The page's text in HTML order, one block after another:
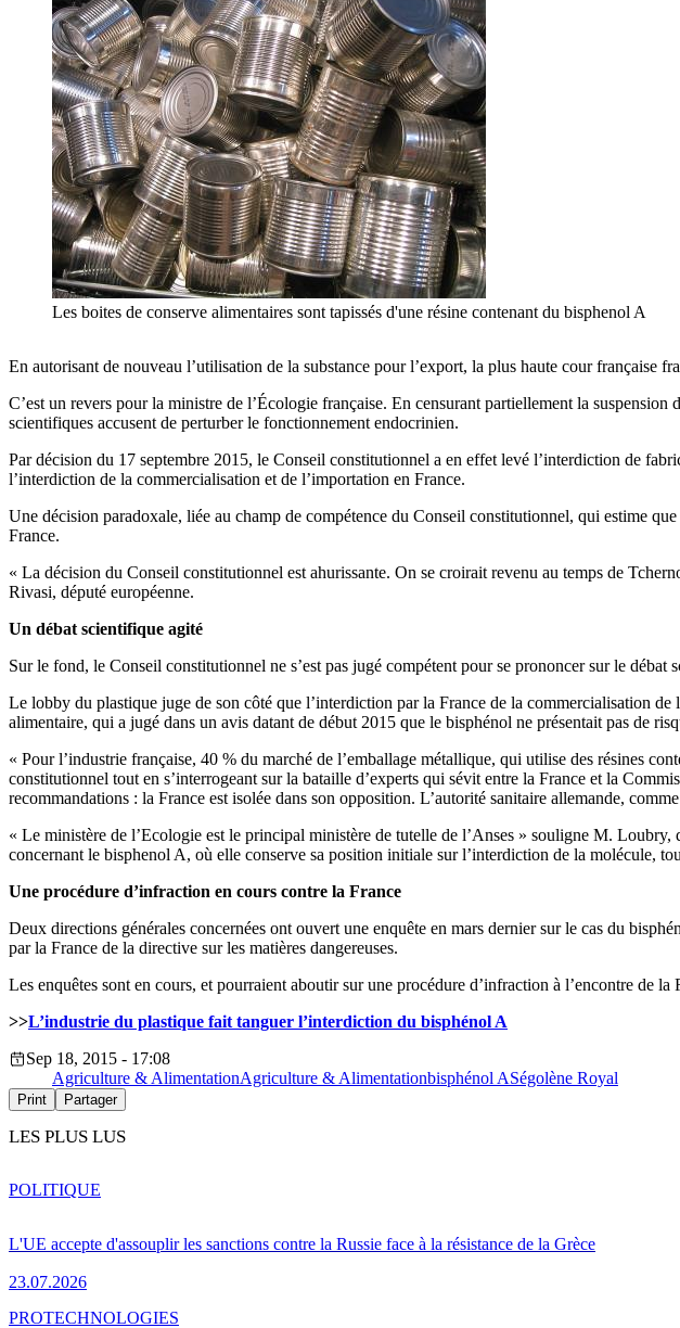
Les boites de conserve alimentaires sont tapissés d'une résine contenant du bisphenol A
En autorisant de nouveau l’utilisation de la substance pour l’export, la plus haute cour française
C’est un revers pour la ministre de l’Écologie française. En censurant partiellement la
scientifiques accusent de perturber le fonctionnement endocrinien.
Par décision du 17 septembre 2015, le Conseil constitutionnel a en effet levé l’interdiction de
l’interdiction de la commercialisation et de l’importation en France.
Une décision paradoxale, liée au champ de compétence du Conseil constitutionnel, qui estime
France.
« La décision du Conseil constitutionnel est ahurissante. On se croirait revenu au temps de
Rivasi, député européenne.
Un débat scientifique agité
Sur le fond, le Conseil constitutionnel ne s’est pas jugé compétent pour se prononcer sur le
Le lobby du plastique juge de son côté que l’interdiction par la France de la commercialisation
alimentaire, qui a jugé dans un avis datant de début 2015 que le bisphénol ne présentait pas de
« Pour l’industrie française, 40 % du marché de l’emballage métallique, qui utilise des résines
constitutionnel tout en s’interrogeant sur la bataille d’experts qui sévit entre la France et la
recommandations : la France est isolée dans son opposition. L’autorité sanitaire allemande,
« Le ministère de l’Ecologie est le principal ministère de tutelle de l’Anses » souligne M.
concernant le bisphenol A, où elle conserve sa position initiale sur l’interdiction de la molécule,
Une procédure d’infraction en cours contre la France
Deux directions générales concernées ont ouvert une enquête en mars dernier sur le cas du
par la France de la directive sur les matières dangereuses.
Les enquêtes sont en cours, et pourraient aboutir sur une procédure d’infraction à l’encontre de la
>>L’industrie du plastique fait tanguer l’interdiction du bisphénol A
Sep 18, 2015 - 17:08
Agriculture & AlimentationAgriculture & Alimentationbisphénol ASégolène Royal
Print Partager
LES PLUS LUS
L'UE accepte d'assouplir les sanctions contre la Russie face à la résistance de la Grèce
23.07.2026
POLITIQUE
PROTECHNOLOGIES